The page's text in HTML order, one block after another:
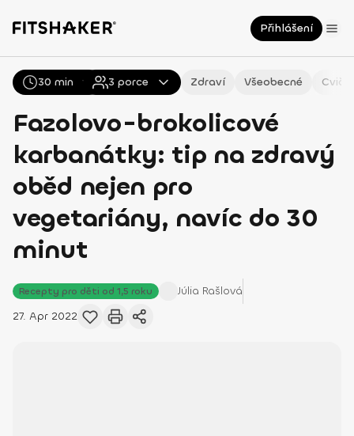
Přihlášení
Všechny Recepty Zdraví Všeobecné
Fazolovo-brokolicové
karbanátky: tip na zdravý
oběd nejen pro
vegetariány, navíc do 30
minut
Recepty pro děti od 1,5 roku Júlia Rašlová
27. Apr 2022
30 min 3 porce